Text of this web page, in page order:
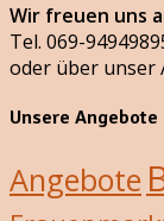
Wir freuen uns
Tel. 069-
oder über unser
Unsere Angebote
Angebote